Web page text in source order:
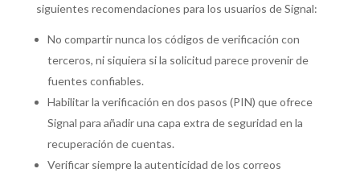
siguientes recomendaciones para los usuarios de Signal:
No compartir nunca los códigos de verificación con
terceros, ni siquiera si la solicitud parece provenir de
fuentes confiables.
Habilitar la verificación en dos pasos (PIN) que ofrece
Signal para añadir una capa extra de seguridad en la
recuperación de cuentas.
Verificar siempre la autenticidad de los correos